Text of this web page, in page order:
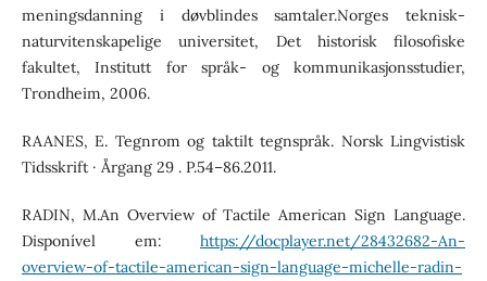
meningsdanning i døvblindes samtaler.Norges teknisk-
naturvitenskapelige universitet, Det historisk filosofiske
fakultet, Institutt for språk- og kommunikasjonsstudier,
Trondheim, 2006.
RAANES, E. Tegnrom og taktilt tegnspråk. Norsk Lingvistisk
Tidsskrift · Årgang 29 . P.54–86.2011.
RADIN, M.An Overview of Tactile American Sign Language.
Disponível em:https://docplayer.net/28432682-An-
overview-of-tactile-american-sign-language-michelle-radin-